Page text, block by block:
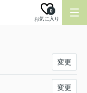
お気に入り
0
変更
変更